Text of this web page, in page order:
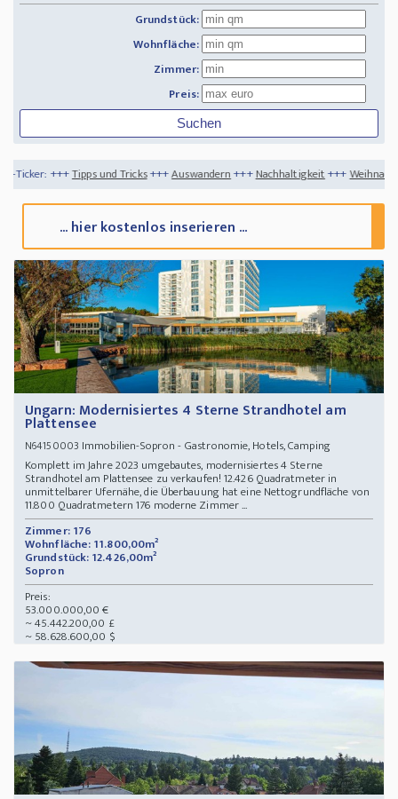
Grundstück:
Wohnfläche:
Zimmer:
Preis:
Tricks +++Auswandern+++Nachhaltigkeit+++Weihnachtszeit in der Türkei
... hier kostenlos inserieren ...
Ungarn: Modernisiertes 4 Sterne Strandhotel am
Plattensee
N64150003 Immobilien-Sopron - Gastronomie, Hotels, Camping
Komplett im Jahre 2023 umgebautes, modernisiertes 4 Sterne
Strandhotel am Plattensee zu verkaufen! 12.426 Quadratmeter in
unmittelbarer Ufernähe, die Überbauung hat eine Nettogrundfläche von
11.800 Quadratmetern 176 moderne Zimmer ...
Zimmer: 176
Wohnfläche: 11.800,00m²
Grundstück: 12.426,00m²
Sopron
Preis:
53.000.000,00 €
~ 45.442.200,00 £
~ 58.628.600,00 $